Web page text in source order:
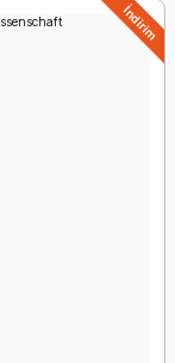
İndirim